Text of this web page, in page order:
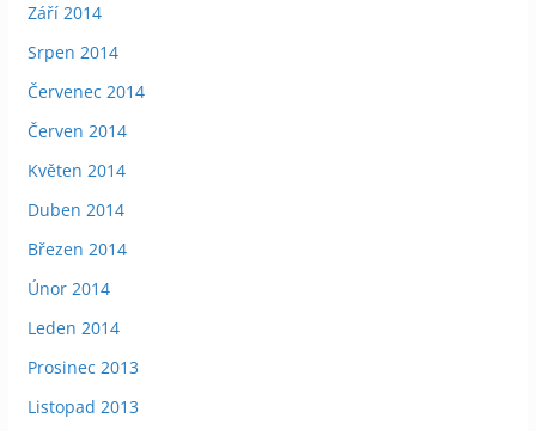
Září 2014
Srpen 2014
Červenec 2014
Červen 2014
Květen 2014
Duben 2014
Březen 2014
Únor 2014
Leden 2014
Prosinec 2013
Listopad 2013